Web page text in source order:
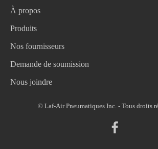
À propos
Produits
Nos fournisseurs
Demande de soumission
Nous joindre
© Laf-Air Pneumatiques Inc. - Tous droits